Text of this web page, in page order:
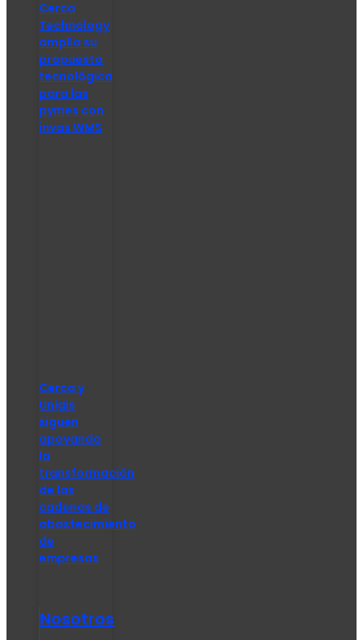
Cerca
Technology
amplía su
propuesta
tecnológica
para las
pymes con
invas WMS
Cerca y
Unigis
siguen
apoyando
la
transformación
de las
cadenas de
abastecimiento
de
empresas
Nosotros